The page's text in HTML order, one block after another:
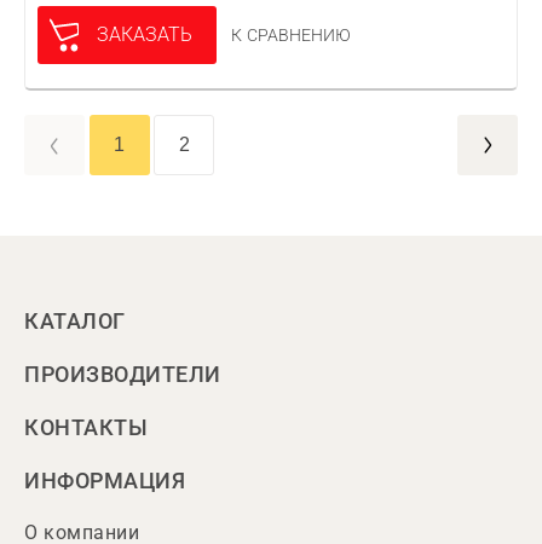
ЗАКАЗАТЬ К СРАВНЕНИЮ
1 2
КАТАЛОГ
ПРОИЗВОДИТЕЛИ
КОНТАКТЫ
ИНФОРМАЦИЯ
О компании